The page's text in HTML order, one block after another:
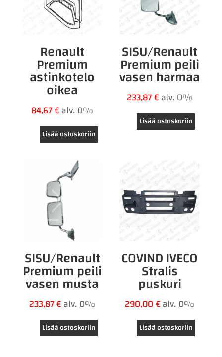
Renault
Premium
astinkotelo
oikea
84,67€alv. 0%
Lisää ostoskoriin
SISU/Renault
Premium peili
vasen harmaa
233,87€alv. 0%
Lisää ostoskoriin
SISU/Renault
Premium peili
vasen musta
233,87€alv. 0%
Lisää ostoskoriin
COVIND IVECO
Stralis
puskuri
290,00€alv. 0%
Lisää ostoskoriin